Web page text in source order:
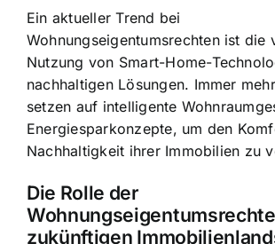
Ein aktueller Trend bei
Wohnungseigentumsrechten ist die
Nutzung von Smart-Home-
nachhaltigen Lösungen. Immer
setzen auf intelligente
Energiesparkonzepte, um den
Nachhaltigkeit ihrer Immobilien zu
Die Rolle der
zukünftigen